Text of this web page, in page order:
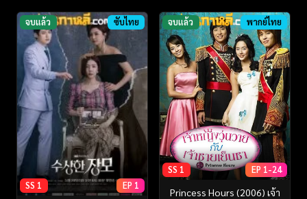
จบแล้ว ซับไทย
SS 1 EP 1
จบแล้ว พากย์ไทย
SS 1 EP 1-24
Princess Hours (2006) เจ้า